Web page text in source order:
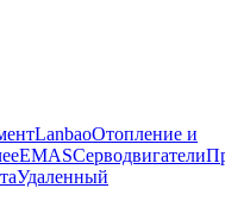
LanbaoОтопление и
EMASCерводвигатели
Удаленный